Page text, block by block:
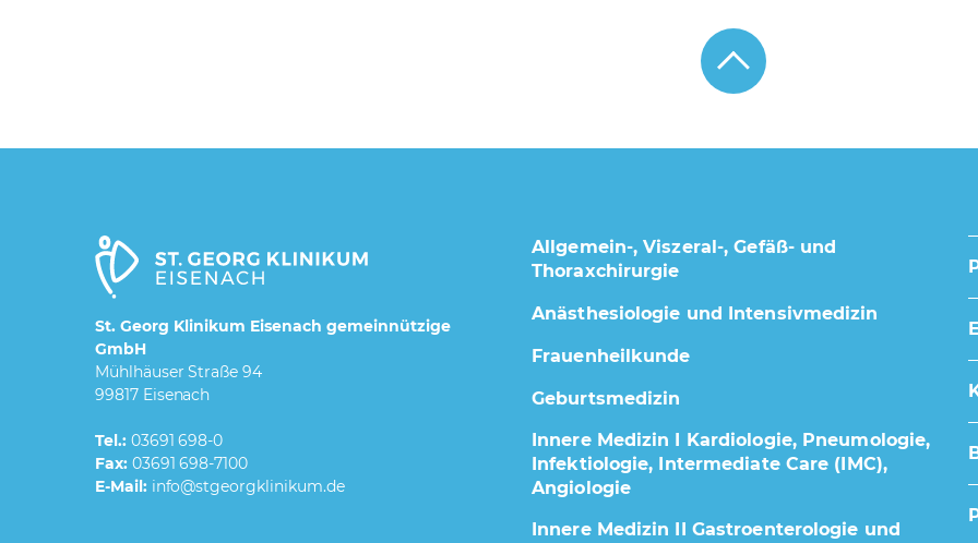
St. Georg Klinikum Eisenach gemeinnützige
GmbH
Mühlhäuser Straße 94
99817 Eisenach
Tel.:03691 698-0
Fax:03691 698-7100
E-Mail:
Allgemein-, Viszeral-, Gefäß- und
Thoraxchirurgie
Anästhesiologie und Intensivmedizin
Frauenheilkunde
Geburtsmedizin
Innere Medizin I Kardiologie, Pneumologie,
Infektiologie, Intermediate Care (IMC),
Angiologie
Innere Medizin II Gastroenterologie und